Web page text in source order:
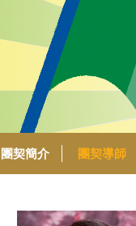
團契簡介 團契導師